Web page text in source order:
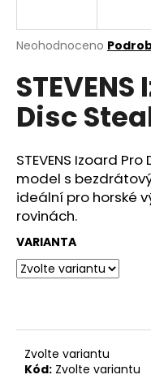
Průměrné
produktu
je
0,0
hvězdiček.
Neohodnoceno
Disc
STEVENS Izoard
model s
ideální pro horské
rovinách.
VARIANTA
Zvolte variantu
Kód: Zvolte variantu
n
a
í
t
?
o
u